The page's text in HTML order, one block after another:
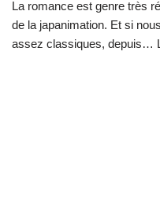
La romance est genre très
de la japanimation. Et si
assez classiques, depuis…